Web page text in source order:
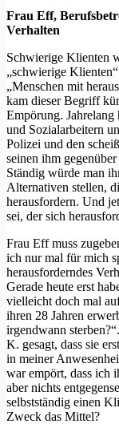
Frau Eff,
Verhalten
Schwierige Klienten
„schwierige
„Menschen mit
kam dieser Begriff
Empörung.
und Sozialarbeitern
Polizei und den
seinen ihm
Ständig würde man
Alternativen stellen,
herausfordern. Und
sei, der sich
Frau Eff muss
ich nur mal für mich
herausforderndes
Gerade heute erst
vielleicht doch mal
ihren 28 Jahren
irgendwann
K. gesagt, dass sie
in meiner
war empört, dass ich
aber nichts
selbstständig einen
Zweck das Mittel?